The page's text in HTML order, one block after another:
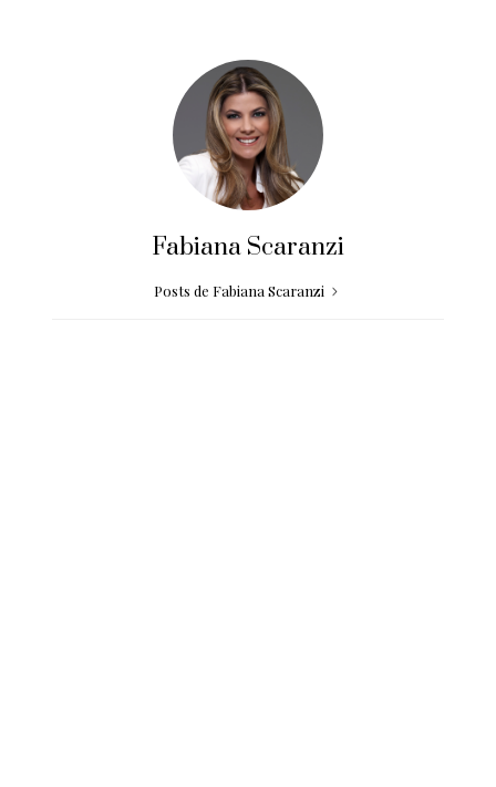
Fabiana Scaranzi
Posts de Fabiana Scaranzi